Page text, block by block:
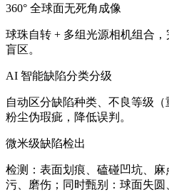
360° 全球面无死角成像
球珠自转 + 多组光源相机组合
盲区。
AI 智能缺陷分类分级
自动区分缺陷种类、不良等级
粉尘伪瑕疵，降低误判。
微米级缺陷检出
检测：表面划痕、磕碰凹坑、
污、磨伤；同时甄别：球面失圆